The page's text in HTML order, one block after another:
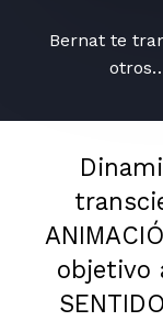
Bernat te
objetivo